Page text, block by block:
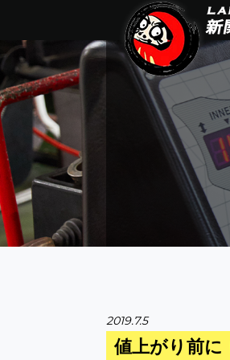
2019.7.5
値上がり前に